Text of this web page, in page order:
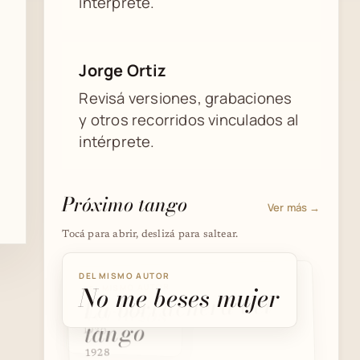
Jorge Ortiz
Revisá versiones, grabaciones
y otros recorridos vinculados al
intérprete.
Próximo tango Ver más →
Tocá para abrir, deslizá para saltear.
DEL MISMO AUTOR
No me beses mujer
DEL MISMO AUTOR
La borrachera del
tango
1928
DEL MISMO AUTOR
Tortazos
1930